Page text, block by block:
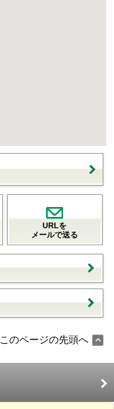
URLを
メールで送る
このページの先頭へ